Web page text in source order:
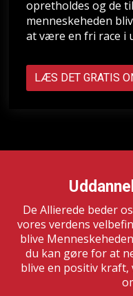
opretholdes og de
menneskeheden
at være en fri race i
LÆS DET GRATIS
De Allierede beder
vores verdens
blive
du kan gøre for at
blive en positiv kraft,